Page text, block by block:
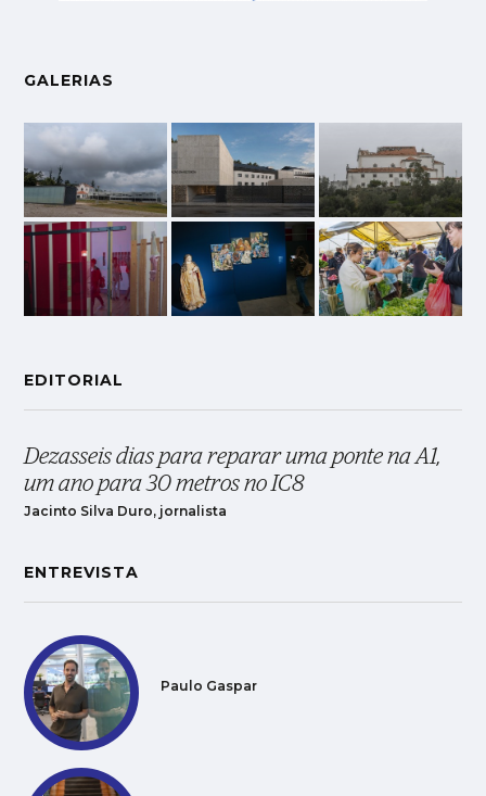
GALERIAS
EDITORIAL
Dezasseis dias para reparar uma ponte na A1,
um ano para 30 metros no IC8
Jacinto Silva Duro, jornalista
ENTREVISTA
Paulo Gaspar